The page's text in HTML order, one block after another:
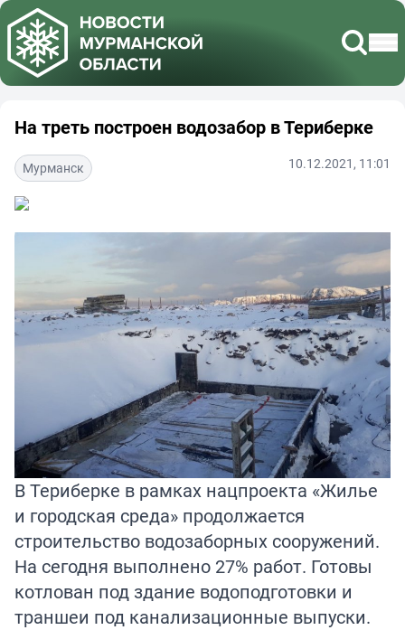
На треть построен водозабор в Териберке
Мурманск 10.12.2021, 11:01
В Териберке в рамках нацпроекта «Жилье
и городская среда» продолжается
строительство водозаборных сооружений.
На сегодня выполнено 27% работ. Готовы
котлован под здание водоподготовки и
траншеи под канализационные выпуски.